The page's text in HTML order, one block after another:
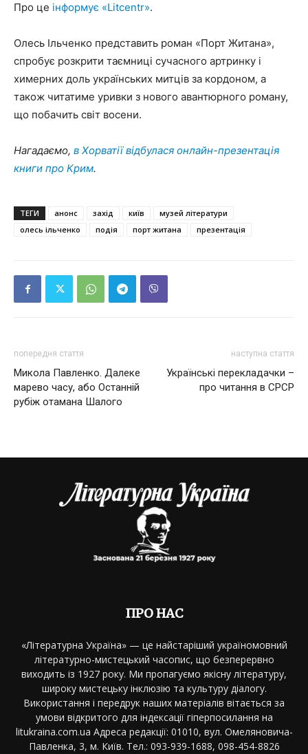
Про це інформує «Litcentr».
Олесь Ільченко представить роман «Порт Житана»,
спробує розкрити таємниці сучасного артринку і
химерних доль українських митців за кордоном, а
також читатиме уривки з нового авантюрного роману,
що побачить світ восени.
Нагадаємо, в Хорватії відбулася онлайн-презентація
книги про Крим.
ТЕГИ анонс захід київ
музей літератури
олесь ільченко
подія порт житана презентація
попередня стаття
Микола Павленко. Далеке
марево часу, або Останній
рубіж отамана Шалого
наступна стаття
Українські перекладачки –
про читання в СРСР
ПРО НАС
«Літературна Україна» — це найстаріший україномовний
літературно-мистецький часопис, що безперервно
виходить із 1927 року. Ми пропагуємо якісну літературу,
широку мистецьку інклюзію та культуру діалогу.
Використання і передрук наших матеріалів вітається за
умови відкритого для індексації гіперпосилання на
litukraina.com.ua Адреса редакції: 01010, вул. Омеляновича-
Павленка, 3, м. Київ. Тел.: 093-939-1688, 098-454-8826